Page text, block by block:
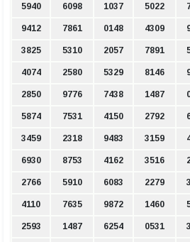
5940 6098 1037 5022
9412 7861 0148 4309
3825 5310 2057 7891
4074 2580 5329 8146
2850 9776 7438 1487
5874 7531 4150 2792
3459 2318 9483 3159
6930 8753 4162 3516
2766 5910 6083 2279
4110 7635 9872 1460
2593 1487 6254 0531